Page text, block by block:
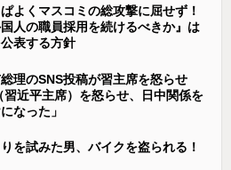
よくマスコミの総攻撃に屈せず！
人の職員採用を続けるべきか』は
表する方針
理のSNS投稿が習主席を怒らせ
近平主席）を怒らせ、日中関係を
なった」
を試みた男、バイクを盗られる！